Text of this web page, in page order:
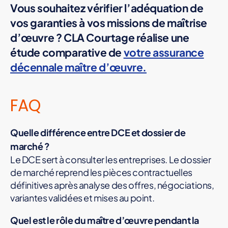
Vous souhaitez vérifier l’adéquation de
vos garanties à vos missions de maîtrise
d’œuvre ? CLA Courtage réalise une
étude comparative devotre assurance
décennale maître d’œuvre.
FAQ
Quelle différence entre DCE et dossier de
marché ?
Le DCE sert à consulter les entreprises. Le dossier
de marché reprend les pièces contractuelles
définitives après analyse des offres, négociations,
variantes validées et mises au point.
Quel est le rôle du maître d’œuvre pendant la